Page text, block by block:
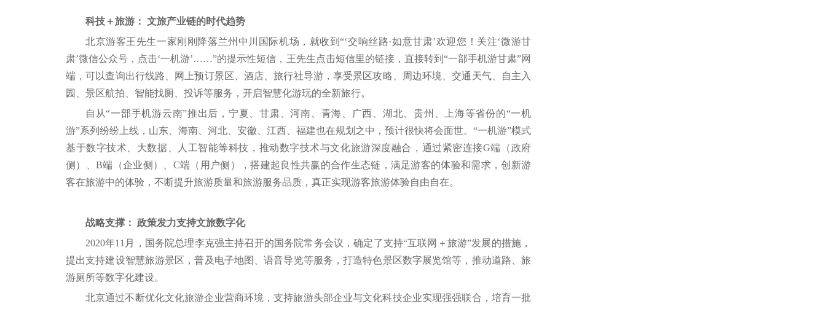
科技＋旅游： 文旅产业链的时代趋势
北京游客王先生一家刚刚降落兰州中川国际机场，就收到“‘交响丝路·如意甘肃’欢迎您！关注‘微游甘
肃’微信公众号，点击‘一机游’……”的提示性短信，王先生点击短信里的链接，直接转到“一部手机游甘肃”网
端，可以查询出行线路、网上预订景区、酒店、旅行社导游，享受景区攻略、周边环境、交通天气、自主入
园、景区航拍、智能找厕、投诉等服务，开启智慧化游玩的全新旅行。
自从“一部手机游云南”推出后，宁夏、甘肃、河南、青海、广西、湖北、贵州、上海等省份的“一机
游”系列纷纷上线，山东、海南、河北、安徽、江西、福建也在规划之中，预计很快将会面世。“一机游”模式
基于数字技术、大数据、人工智能等科技，推动数字技术与文化旅游深度融合，通过紧密连接G端（政府
侧）、B端（企业侧）、C端（用户侧），搭建起良性共赢的合作生态链，满足游客的体验和需求，创新游
客在旅游中的体验，不断提升旅游质量和旅游服务品质，真正实现游客旅游体验自由自在。
战略支撑： 政策发力支持文旅数字化
2020年11月，国务院总理李克强主持召开的国务院常务会议，确定了支持“互联网＋旅游”发展的措施，
提出支持建设智慧旅游景区，普及电子地图、语音导览等服务，打造特色景区数字展览馆等，推动道路、旅
游厕所等数字化建设。
北京通过不断优化文化旅游企业营商环境，支持旅游头部企业与文化科技企业实现强强联合，培育一批